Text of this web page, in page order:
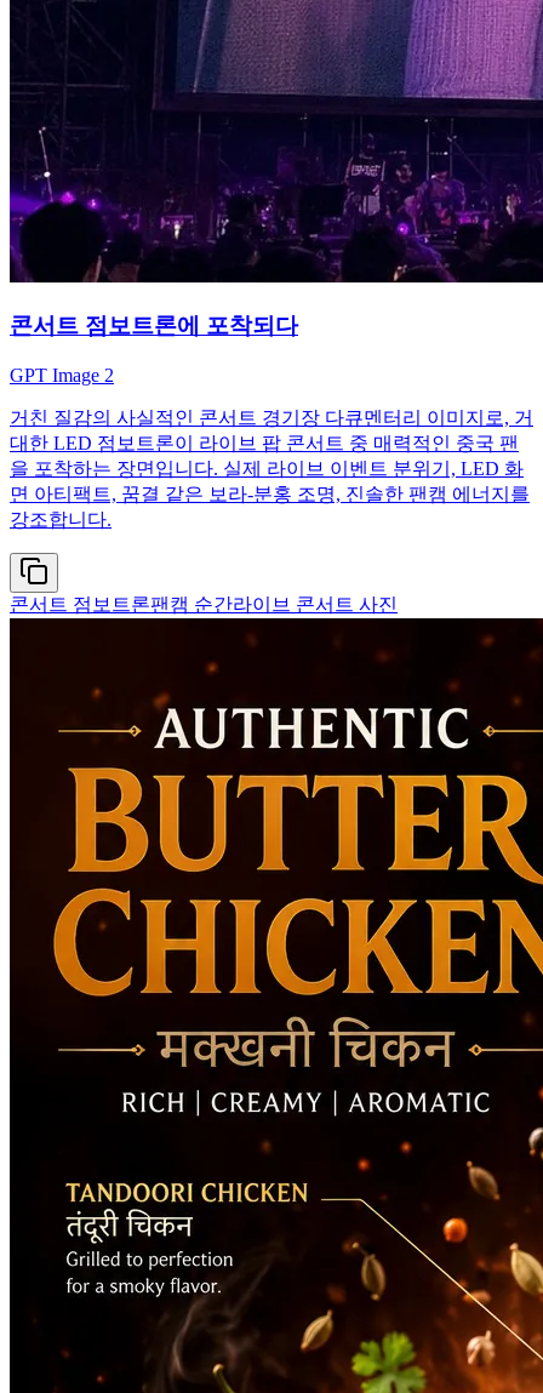
콘서트 점보트론에 포착되다
GPT Image 2
거친 질감의 사실적인 콘서트 경기장 다큐멘터리 이미지로, 거
대한 LED 점보트론이 라이브 팝 콘서트 중 매력적인 중국 팬
을 포착하는 장면입니다. 실제 라이브 이벤트 분위기, LED 화
면 아티팩트, 꿈결 같은 보라-분홍 조명, 진솔한 팬캠 에너지를
강조합니다.
콘서트 점보트론팬캠 순간라이브 콘서트 사진